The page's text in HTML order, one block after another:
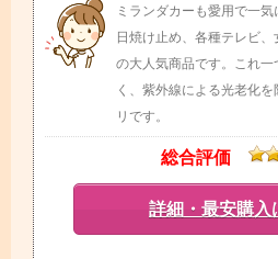
ミランダカーも愛用で一
日焼け止め、各種テレビ
の大人気商品です。これ
く、紫外線による光老化
リです。
総合評価
詳細・最安購入